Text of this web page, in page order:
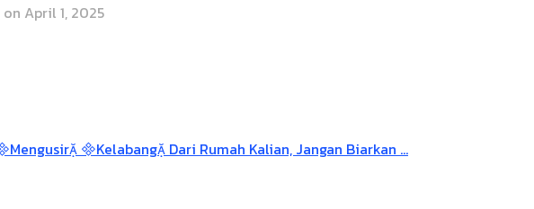
on April 1, 2025